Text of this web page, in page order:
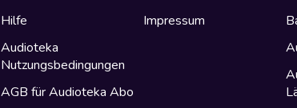
Hilfe
Audioteka
Nutzungsbedingungen
AGB für Audioteka Abo
Impressum